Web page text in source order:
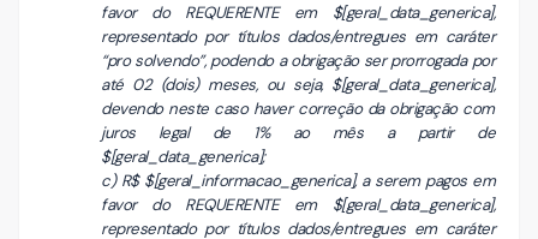
favor do REQUERENTE em $[geral_data_generica],
representado por títulos dados/entregues em caráter
“pro solvendo”, podendo a obrigação ser prorrogada por
até 02 (dois) meses, ou seja, $[geral_data_generica],
devendo neste caso haver correção da obrigação com
juros legal de 1% ao mês a partir de
$[geral_data_generica];
c) R$ $[geral_informacao_generica], a serem pagos em
favor do REQUERENTE em $[geral_data_generica],
representado por títulos dados/entregues em caráter